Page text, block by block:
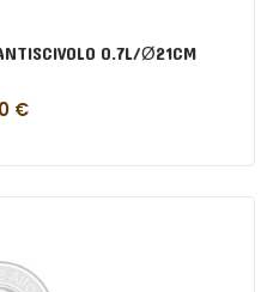
0.7L/Ø21CM
€